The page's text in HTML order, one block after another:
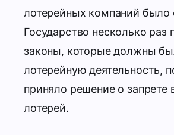
лотерейных компаний было
Государство несколько раз
законы, которые должны
лотерейную деятельность,
приняло решение о запрете
лотерей.